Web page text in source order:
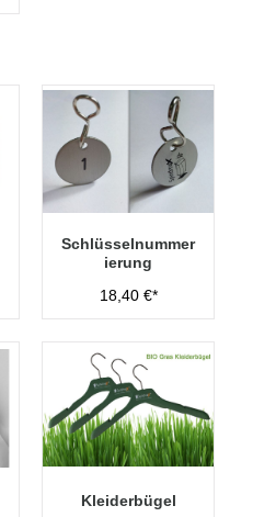
Schlüsselnummer
ierung
18,40 €*
Kleiderbügel